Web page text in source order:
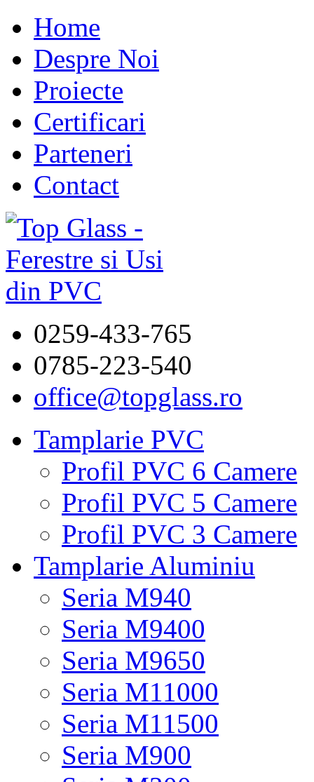
Home
Despre Noi
Proiecte
Certificari
Parteneri
Contact
0259-433-765
0785-223-540
office@topglass.ro
Tamplarie PVC
Profil PVC 6 Camere
Profil PVC 5 Camere
Profil PVC 3 Camere
Tamplarie Aluminiu
Seria M940
Seria M9400
Seria M9650
Seria M11000
Seria M11500
Seria M900